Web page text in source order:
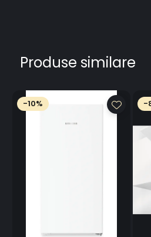
Butoane cu
Cu toții am trecut prin asta: să
dai seama dacă arzătorul plitei
treaptă de putere. Uneori, poate
iluminare, care se luminează
Poți vedea cu ușurință nivelul de
presupuneri, doar bucură-te de
Smart Hood
Controlul hotei nu a fost niciodată
Acum te concentrezi doar pe
cont Home Connect conectat.
Produse similare
-10% -